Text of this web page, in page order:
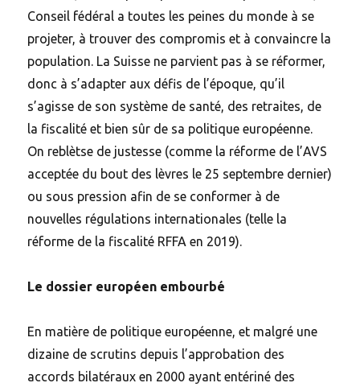
Conseil fédéral a toutes les peines du monde à se
projeter, à trouver des compromis et à convaincre la
population. La Suisse ne parvient pas à se réformer,
donc à s’adapter aux défis de l’époque, qu’il
s’agisse de son système de santé, des retraites, de
la fiscalité et bien sûr de sa politique européenne.
On reblètse de justesse (comme la réforme de l’AVS
acceptée du bout des lèvres le 25 septembre dernier)
ou sous pression afin de se conformer à de
nouvelles régulations internationales (telle la
réforme de la fiscalité RFFA en 2019).
Le dossier européen embourbé
En matière de politique européenne, et malgré une
dizaine de scrutins depuis l’approbation des
accords bilatéraux en 2000 ayant entériné des